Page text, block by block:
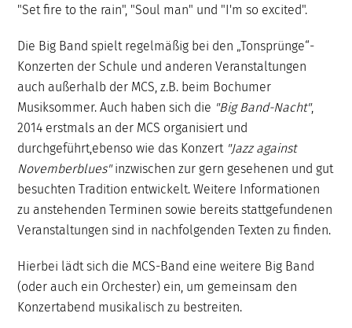
"Set fire to the rain", "Soul man" und "I'm so excited".
Die Big Band spielt regelmäßig bei den „Tonsprünge“-
Konzerten der Schule und anderen Veranstaltungen
auch außerhalb der MCS, z.B. beim Bochumer
Musiksommer. Auch haben sich die "Big Band-Nacht",
2014 erstmals an der MCS organisiert und
durchgeführt,ebenso wie das Konzert "Jazz against
Novemberblues"inzwischen zur gern gesehenen und gut
besuchten Tradition entwickelt. Weitere Informationen
zu anstehenden Terminen sowie bereits stattgefundenen
Veranstaltungen sind in nachfolgenden Texten zu finden.
Hierbei lädt sich die MCS-Band eine weitere Big Band
(oder auch ein Orchester) ein, um gemeinsam den
Konzertabend musikalisch zu bestreiten.